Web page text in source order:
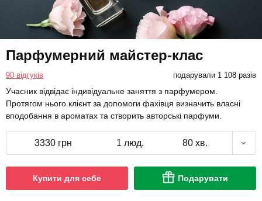
Парфумерний майстер-клас
90 відгуків подарували 1 108 разів
Учасник відвідає індивідуальне заняття з парфумером.
Протягом нього клієнт за допомоги фахівця визначить власні
вподобання в ароматах та створить авторські парфуми.
3330 грн 1 люд. 80 хв.
Купити для себе Подарувати